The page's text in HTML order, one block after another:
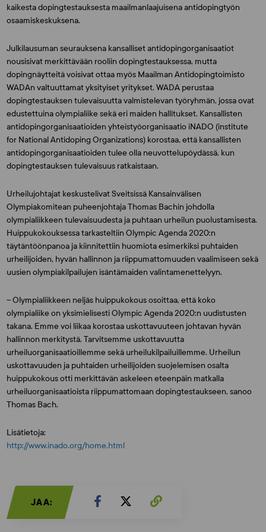
kaikesta dopingtestauksesta maailmanlaajuisena antidopingtyön
osaamiskeskuksena.
Julkilausuman seurauksena kansalliset antidopingorganisaatiot
nousisivat merkittävään rooliin dopingtestauksessa, mutta
dopingnäytteitä voisivat ottaa myös Maailman Antidopingtoimisto
WADAn valtuuttamat yksityiset yritykset. WADA perustaa
dopingtestauksen tulevaisuutta valmistelevan työryhmän, jossa ovat
edustettuina olympialiike sekä eri maiden hallitukset. Kansallisten
antidopingorganisaatioiden yhteistyöorganisaatio iNADO (institute
for National Antidoping Organizations) korostaa, että kansallisten
antidopingorganisaatioiden tulee olla neuvottelupöydässä, kun
dopingtestauksen tulevaisuus ratkaistaan.
Urheilujohtajat keskustelivat Sveitsissä Kansainvälisen
Olympiakomitean puheenjohtajaThomas Bachin johdolla
olympialiikkeen tulevaisuudesta ja puhtaan urheilun puolustamisesta.
Huippukokouksessa tarkasteltiin Olympic Agenda 2020:n
täytäntöönpanoa ja kiinnitettiin huomiota esimerkiksi puhtaiden
urheilijoiden, hyvän hallinnon ja riippumattomuuden vaalimiseen sekä
uusien olympiakilpailujen isäntämaiden valintamenettelyyn.
– Olympialiikkeen neljäs huippukokous osoittaa, että koko
olympialiike on yksimielisesti Olympic Agenda 2020:n uudistusten
takana. Emme voi liikaa korostaa uskottavuuteen johtavan hyvän
hallinnon merkitystä. Tarvitsemme uskottavuutta
urheiluorganisaatioillemme sekä urheilukilpailuillemme. Urheilun
uskottavuuden ja puhtaiden urheilijoiden suojelemisen osalta
huippukokous otti merkittävän askeleen eteenpäin matkalla
urheiluorganisaatioista riippumattomaan dopingtestaukseen, sanoo
Thomas Bach.
Lisätietoja:
http://www.inado.org/home.html
JAA: